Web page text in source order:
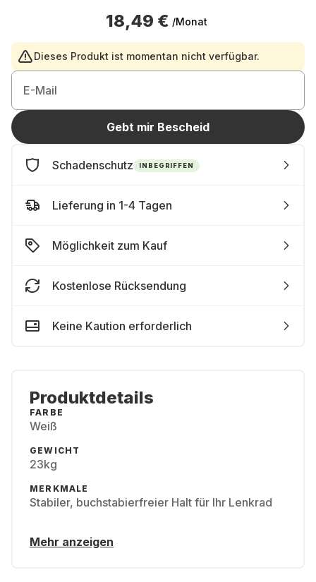
18,49 € /Monat
Dieses Produkt ist momentan nicht verfügbar.
E-Mail
Gebt mir Bescheid
Schadenschutz INBEGRIFFEN
Lieferung in 1-4 Tagen
Möglichkeit zum Kauf
Kostenlose Rücksendung
Keine Kaution erforderlich
Produktdetails
FARBE
Weiß
GEWICHT
23kg
MERKMALE
Stabiler, buchstabierfreier Halt für Ihr Lenkrad
Mehr anzeigen